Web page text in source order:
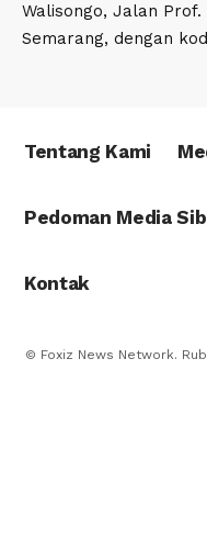
Walisongo, Jalan
Semarang, dengan
Tentang Kami
Pedoman Media
Kontak
© Foxiz News Network.